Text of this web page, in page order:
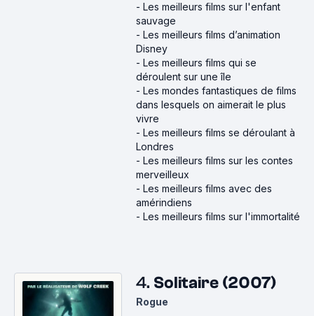
- Les meilleurs films sur l'enfant
sauvage
- Les meilleurs films d’animation
Disney
- Les meilleurs films qui se
déroulent sur une île
- Les mondes fantastiques de films
dans lesquels on aimerait le plus
vivre
- Les meilleurs films se déroulant à
Londres
- Les meilleurs films sur les contes
merveilleux
- Les meilleurs films avec des
amérindiens
- Les meilleurs films sur l'immortalité
4. Solitaire (2007)
Rogue